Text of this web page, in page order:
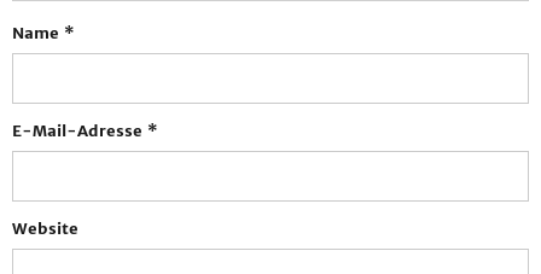
Name *
E-Mail-Adresse *
Website